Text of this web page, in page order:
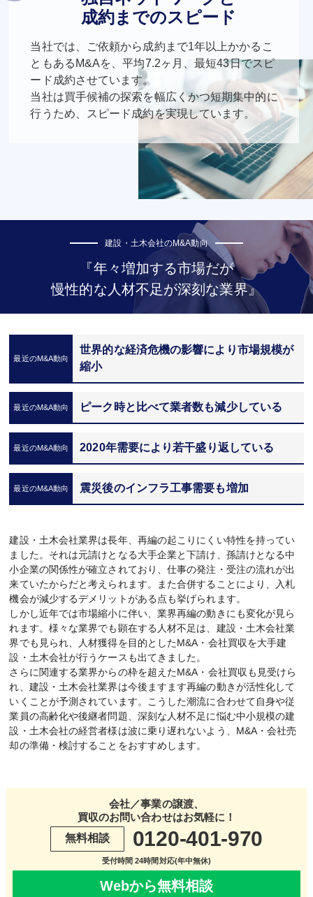
成約までのスピード
当社では、ご依頼から成約まで1年以上かかるこ
ともあるM&Aを、平均7.2ヶ月、最短43日でスピ
ード成約させています。
当社は買手候補の探索を幅広くかつ短期集中的に
行うため、スピード成約を実現しています。
建設・土木会社のM&A動向
『年々増加する市場だが
慢性的な人材不足が深刻な業界』
世界的な経済危機の影響により市場規模が
縮小
ピーク時と比べて業者数も減少している
2020年需要により若干盛り返している
震災後のインフラ工事需要も増加
建設・土木会社業界は長年、再編の起こりにくい特性を持ってい
ました。それは元請けとなる大手企業と下請け、孫請けとなる中
小企業の関係性が確立されており、仕事の発注・受注の流れが出
来ていたからだと考えられます。また合併することにより、入札
機会が減少するデメリットがある点も挙げられます。
しかし近年では市場縮小に伴い、業界再編の動きにも変化が見ら
れます。様々な業界でも顕在する人材不足は、建設・土木会社業
界でも見られ、人材獲得を目的としたM&A・会社買収を大手建
設・土木会社が行うケースも出てきました。
さらに関連する業界からの枠を超えたM&A・会社買収も見受けら
れ、建設・土木会社業界は今後ますます再編の動きが活性化して
いくことが予測されています。こうした潮流に合わせて自身や従
業員の高齢化や後継者問題、深刻な人材不足に悩む中小規模の建
設・土木会社の経営者様は波に乗り遅れないよう、M&A・会社売
却の準備・検討することをおすすめします。
会社／事業の譲渡、
買収のお問い合わせはお気軽に！
無料相談
0120-401-970
受付時間 24時間対応(年中無休)
Webから無料相談